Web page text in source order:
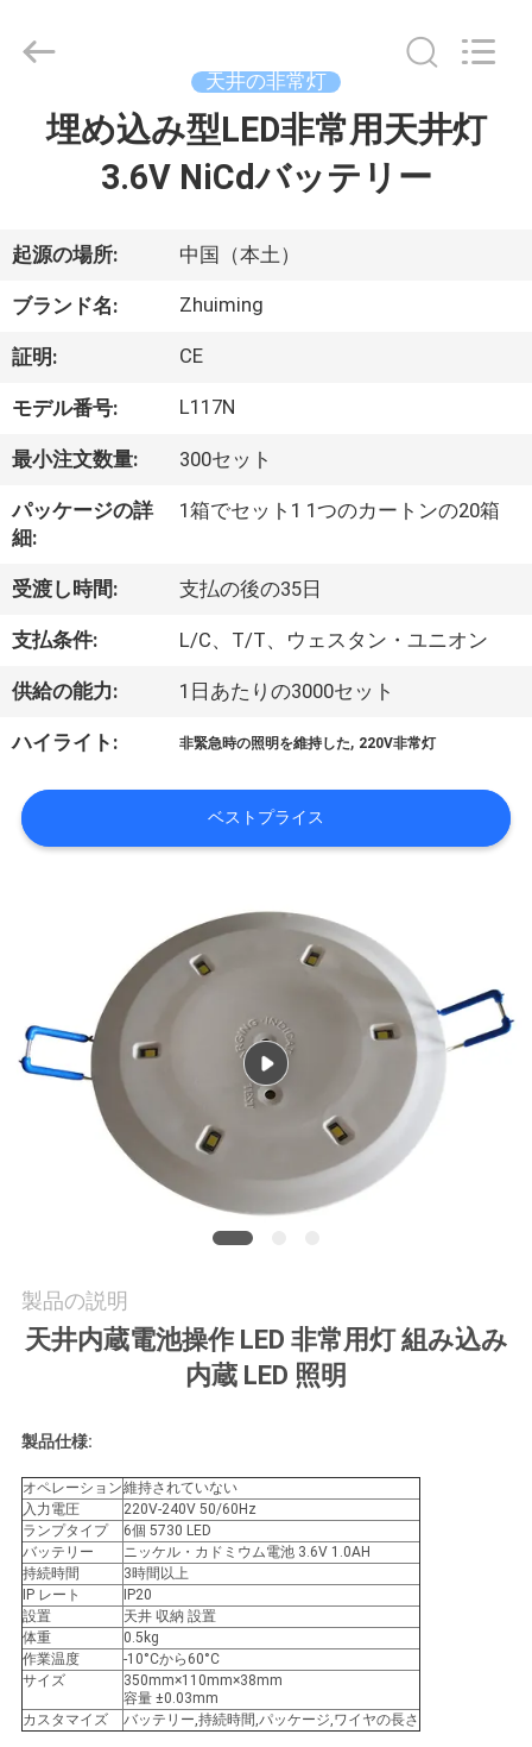
ロ
ダ
ク
ト
達
に
つ
い
工
場
品
質
達
に
絡
し
な
さ
い
引
Hangzhou
天井の非常灯
埋め込み型LED非常用天井灯
3.6V NiCdバッテリー
起源の場所: 中国（本土）
ブランド名: Zhuiming
証明: CE
モデル番号: L117N
最小注文数量: 300セット
パッケージの詳
細:
1箱でセット1 1つのカートンの20箱
受渡し時間: 支払の後の35日
支払条件: L/C、T/T、ウェスタン・ユニオン
供給の能力: 1日あたりの3000セット
ハイライト: 非緊急時の照明を維持した, 220V非常灯
ベストプライス
製品の説明
天井内蔵電池操作 LED 非常用灯 組み込み
内蔵 LED 照明
製品仕様:
オペレーション維持されていない
入力電圧
220V-240V 50/60Hz
ランプタイプ
6個 5730 LED
バッテリー
ニッケル・カドミウム電池 3.6V 1.0AH
持続時間
3時間以上
IP レート
IP20
設置
天井 収納 設置
体重
0.5kg
作業温度
-10°Cから60°C
サイズ
350mm×110mm×38mm
容量 ±0.03mm
カスタマイズ
バッテリー,持続時間,パッケージ,ワイヤの長さ